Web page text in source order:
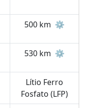
500 km ⚙️
530 km ⚙️
Lítio Ferro
Fosfato (LFP)